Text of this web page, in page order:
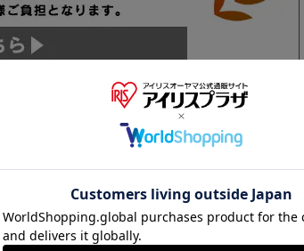
※ご確認ください